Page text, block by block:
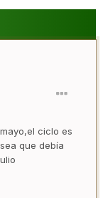
ciclo es
que debía